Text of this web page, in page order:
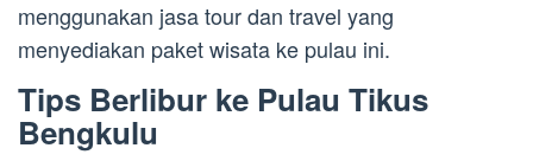
menggunakan jasa tour dan travel yang
menyediakan paket wisata ke pulau ini.
Tips Berlibur ke Pulau Tikus
Bengkulu